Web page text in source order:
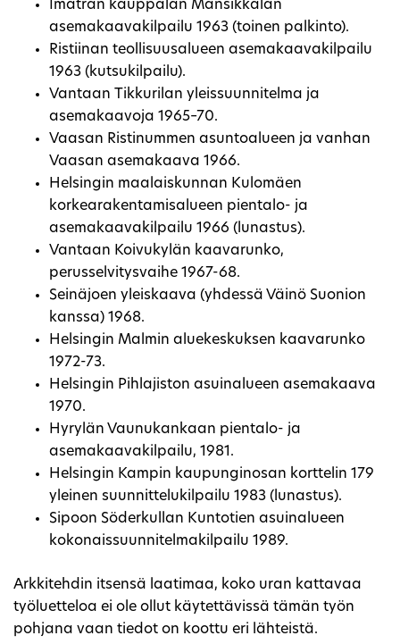
Imatran kauppalan Mansikkalan
asemakaavakilpailu 1963 (toinen palkinto).
Ristiinan teollisuusalueen asemakaavakilpailu
1963 (kutsukilpailu).
Vantaan Tikkurilan yleissuunnitelma ja
asemakaavoja 1965–70.
Vaasan Ristinummen asuntoalueen ja vanhan
Vaasan asemakaava 1966.
Helsingin maalaiskunnan Kulomäen
korkearakentamisalueen pientalo- ja
asemakaavakilpailu 1966 (lunastus).
Vantaan Koivukylän kaavarunko,
perusselvitysvaihe 1967-68.
Seinäjoen yleiskaava (yhdessä Väinö Suonion
kanssa) 1968.
Helsingin Malmin aluekeskuksen kaavarunko
1972-73.
Helsingin Pihlajiston asuinalueen asemakaava
1970.
Hyrylän Vaunukankaan pientalo- ja
asemakaavakilpailu, 1981.
Helsingin Kampin kaupunginosan korttelin 179
yleinen suunnittelukilpailu 1983 (lunastus).
Sipoon Söderkullan Kuntotien asuinalueen
kokonaissuunnitelmakilpailu 1989.
Arkkitehdin itsensä laatimaa, koko uran kattavaa
työluetteloa ei ole ollut käytettävissä tämän työn
pohjana vaan tiedot on koottu eri lähteistä.